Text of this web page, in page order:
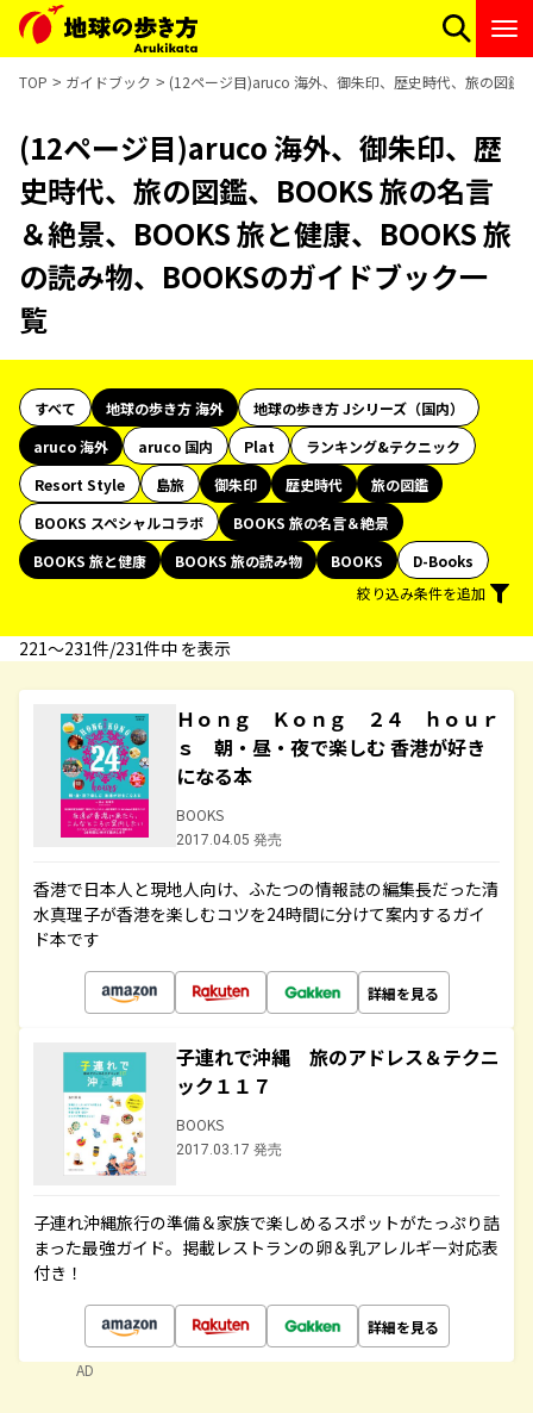
TOP ガイドブック (12ページ目)aruco 海外、御朱印、歴史時代、旅の図鑑
(12ページ目)aruco 海外、御朱印、歴
史時代、旅の図鑑、BOOKS 旅の名言
＆絶景、BOOKS 旅と健康、BOOKS 旅
の読み物、BOOKSのガイドブック一
覧
すべて 地球の歩き方 海外
地球の歩き方 Jシリーズ（国内）
aruco 海外
aruco 国内 Plat
ランキング&テクニック
Resort Style
島旅 御朱印 歴史時代
旅の図鑑
BOOKS スペシャルコラボ
BOOKS 旅の名言＆絶景
BOOKS 旅と健康
BOOKS 旅の読み物 BOOKS
D-Books
絞り込み条件を追加
221〜231件/231件中 を表示
Ｈｏｎｇ Ｋｏｎｇ ２４ ｈｏｕｒ
ｓ 朝・昼・夜で楽しむ 香港が好き
になる本
BOOKS
2017.04.05 発売
香港で日本人と現地人向け、ふたつの情報誌の編集長だった清
水真理子が香港を楽しむコツを24時間に分けて案内するガイ
ド本です
詳細を見る
子連れで沖縄 旅のアドレス＆テクニ
ック１１７
BOOKS
2017.03.17 発売
子連れ沖縄旅行の準備＆家族で楽しめるスポットがたっぷり詰
まった最強ガイド。掲載レストランの卵＆乳アレルギー対応表
付き！
詳細を見る
AD